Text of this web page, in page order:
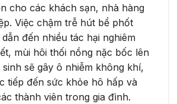
cho các khách sạn, nhà hàng
Việc chậm trễ hút bể phốt
đến nhiều tác hại nghiêm
mùi hôi thối nồng nặc bốc lên
sẽ gây ô nhiễm không khí,
tiếp đến sức khỏe hô hấp và
thành viên trong gia đình.